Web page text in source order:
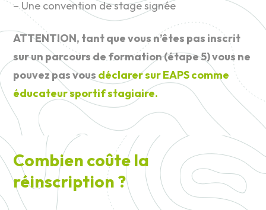
– Une convention de stage signée
ATTENTION, tant que vous n’êtes pas inscrit
sur un parcours de formation (étape 5) vous ne
pouvez pas vous déclarer sur EAPS comme
éducateur sportif stagiaire.
Combien coûte la
réinscription ?